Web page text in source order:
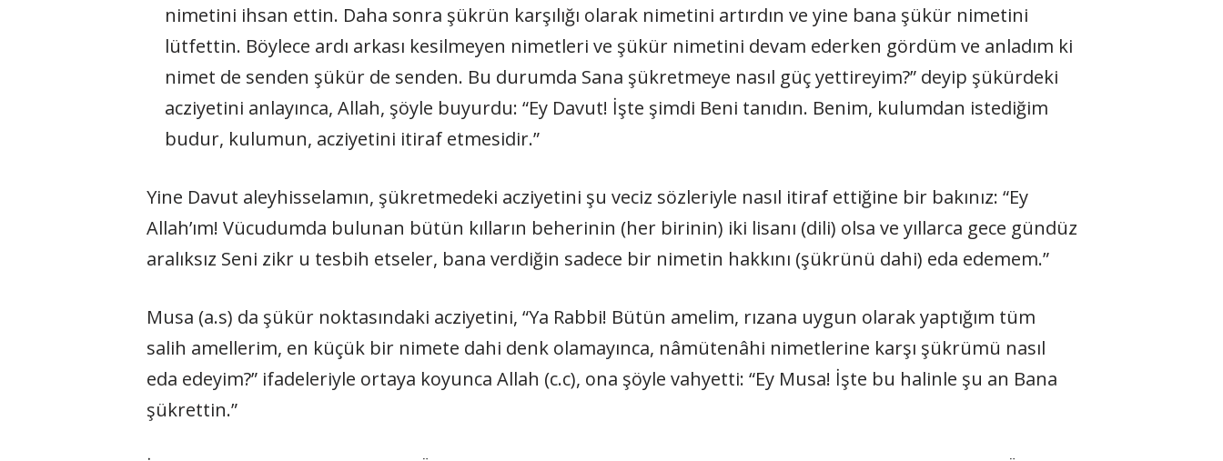
nimetini ihsan ettin. Daha sonra şükrün karşılığı olarak nimetini artırdın ve yine bana şükür nimetini
lütfettin. Böylece ardı arkası kesilmeyen nimetleri ve şükür nimetini devam ederken gördüm ve anladım ki
nimet de senden şükür de senden. Bu durumda Sana şükretmeye nasıl güç yettireyim?” deyip şükürdeki
acziyetini anlayınca, Allah, şöyle buyurdu: “Ey Davut! İşte şimdi Beni tanıdın. Benim, kulumdan istediğim
budur, kulumun, acziyetini itiraf etmesidir.”
Yine Davut aleyhisselamın, şükretmedeki acziyetini şu veciz sözleriyle nasıl itiraf ettiğine bir bakınız: “Ey
Allah’ım! Vücudumda bulunan bütün kılların beherinin (her birinin) iki lisanı (dili) olsa ve yıllarca gece gündüz
aralıksız Seni zikr u tesbih etseler, bana verdiğin sadece bir nimetin hakkını (şükrünü dahi) eda edemem.”
Musa (a.s) da şükür noktasındaki acziyetini, “Ya Rabbi! Bütün amelim, rızana uygun olarak yaptığım tüm
salih amellerim, en küçük bir nimete dahi denk olamayınca, nâmütenâhi nimetlerine karşı şükrümü nasıl
eda edeyim?” ifadeleriyle ortaya koyunca Allah (c.c), ona şöyle vahyetti: “Ey Musa! İşte bu halinle şu an Bana
şükrettin.”